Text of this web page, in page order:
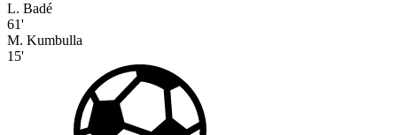
L. Badé
61'
M. Kumbulla
15'